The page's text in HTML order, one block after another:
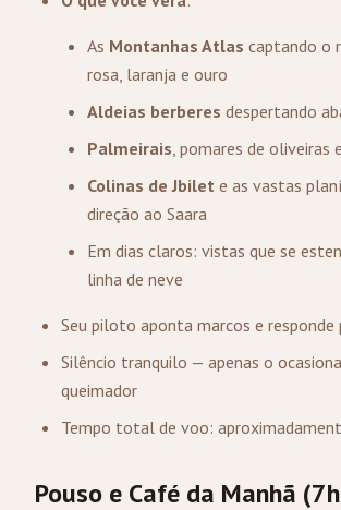
As Montanhas Atlas captando o
rosa, laranja e ouro
Aldeias berberes despertando
Palmeirais, pomares de oliveiras
Colinas de Jbilet e as vastas
direção ao Saara
Em dias claros: vistas que se
linha de neve
Seu piloto aponta marcos e responde
Silêncio tranquilo — apenas o
queimador
Tempo total de voo:
Pouso e Café da Manhã